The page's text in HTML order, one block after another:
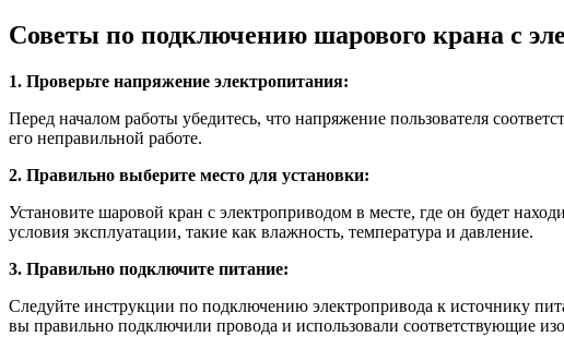
Советы по подключению шарового крана с
1. Проверьте напряжение электропитания:
Перед началом работы убедитесь, что напряжение пользователя
его неправильной работе.
2. Правильно выберите место для установки:
Установите шаровой кран с электроприводом в месте, где он будет
условия эксплуатации, такие как влажность, температура и давление.
3. Правильно подключите питание:
Следуйте инструкции по подключению электропривода к источнику
вы правильно подключили провода и использовали соответствующие